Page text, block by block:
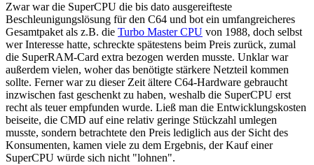
Zwar war die SuperCPU die bis dato ausgereifteste
Beschleunigungslösung für den C64 und bot ein umfangreicheres
Gesamtpaket als z.B. die Turbo Master CPU von 1988, doch selbst
wer Interesse hatte, schreckte spätestens beim Preis zurück, zumal
die SuperRAM-Card extra bezogen werden musste. Unklar war
außerdem vielen, woher das benötigte stärkere Netzteil kommen
sollte. Ferner war zu dieser Zeit ältere C64-Hardware gebraucht
inzwischen fast geschenkt zu haben, weshalb die SuperCPU erst
recht als teuer empfunden wurde. Ließ man die Entwicklungskosten
beiseite, die CMD auf eine relativ geringe Stückzahl umlegen
musste, sondern betrachtete den Preis lediglich aus der Sicht des
Konsumenten, kamen viele zu dem Ergebnis, der Kauf einer
SuperCPU würde sich nicht "lohnen".